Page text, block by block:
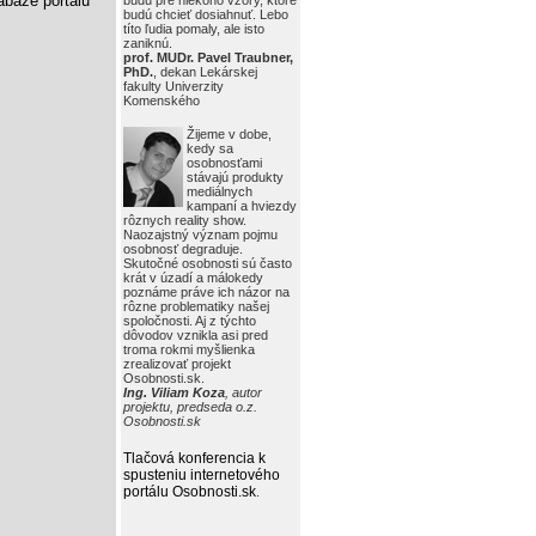
budú chcieť dosiahnuť. Lebo
títo ľudia pomaly, ale isto
zaniknú.
prof. MUDr. Pavel Traubner,
PhD. , dekan Lekárskej
fakulty Univerzity
Komenského
Žijeme v dobe,
kedy sa
osobnosťami
stávajú produkty
mediálnych
kampaní a hviezdy
rôznych reality show.
Naozajstný význam pojmu
osobnosť degraduje.
Skutočné osobnosti sú často
krát v úzadí a málokedy
poznáme práve ich názor na
rôzne problematiky našej
spoločnosti. Aj z týchto
dôvodov vznikla asi pred
troma rokmi myšlienka
zrealizovať projekt
Osobnosti.sk.
Ing. Viliam Koza , autor
projektu, predseda o.z.
Osobnosti.sk
Tlačová konferencia k
spusteniu internetového
portálu Osobnosti.sk